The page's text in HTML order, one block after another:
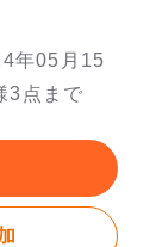
年05月15
3点まで